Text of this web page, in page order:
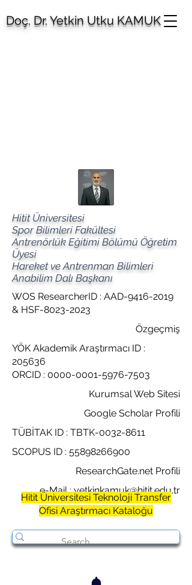
Doç. Dr. Yetkin Utku KAMUK
Hitit Üniversitesi
Spor Bilimleri Fakültesi
Antrenörlük Eğitimi Bölümü Öğretim
Üyesi
Hareket ve Antrenman Bilimleri
Anabilim Dalı Başkanı
WOS ResearcherID : AAD-9416-2019
& HSF-8023-2023
Özgeçmiş
YÖK Akademik Araştırmacı ID :
205636
ORCID : 0000-0001-5976-7503
Kurumsal Web Sitesi
Google Scholar Profili
TÜBİTAK ID : TBTK-0032-8611
SCOPUS ID : 55898266900
ResearchGate.net Profili
e-Mail : yetkinkamuk@hitit.edu.tr
Hitit Üniversitesi Teknoloji Transfer
Ofisi Araştırmacı Kataloğu